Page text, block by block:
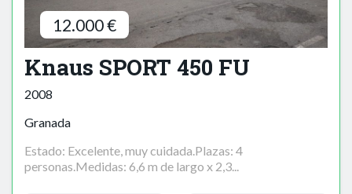
12.000 €
Knaus SPORT 450 FU
2008
Granada
Estado: Excelente, muy cuidada.Plazas: 4
personas.Medidas: 6,6 m de largo x 2,3...